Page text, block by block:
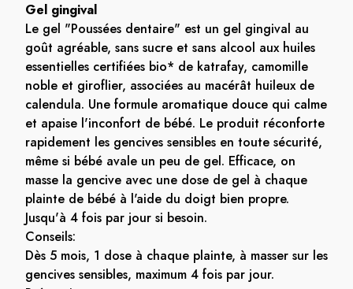
Gel gingival
Le gel "Poussées dentaire" est un gel gingival au
goût agréable, sans sucre et sans alcool aux huiles
essentielles certifiées bio* de katrafay, camomille
noble et giroflier, associées au macérât huileux de
calendula. Une formule aromatique douce qui calme
et apaise l'inconfort de bébé. Le produit réconforte
rapidement les gencives sensibles en toute sécurité,
même si bébé avale un peu de gel. Efficace, on
masse la gencive avec une dose de gel à chaque
plainte de bébé à l'aide du doigt bien propre.
Jusqu'à 4 fois par jour si besoin.
Conseils:
Dès 5 mois, 1 dose à chaque plainte, à masser sur les
gencives sensibles, maximum 4 fois par jour.